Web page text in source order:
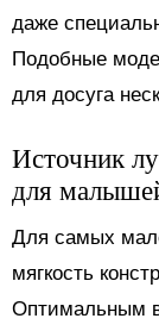
даже
Подобные
для досуга
Источник
для
Для самых
мягкость
Оптимальным